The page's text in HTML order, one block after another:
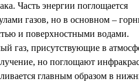
Часть энергии поглощается
газов, но в основном –
и поверхностными водами.
газ, присутствующие в
но поглощают
главным образом в